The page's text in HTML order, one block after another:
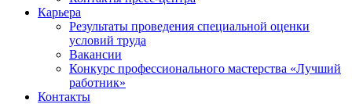
Карьера
Результаты проведения специальной оценки
условий труда
Вакансии
Конкурс профессионального мастерства «Лучший
работник»
Контакты